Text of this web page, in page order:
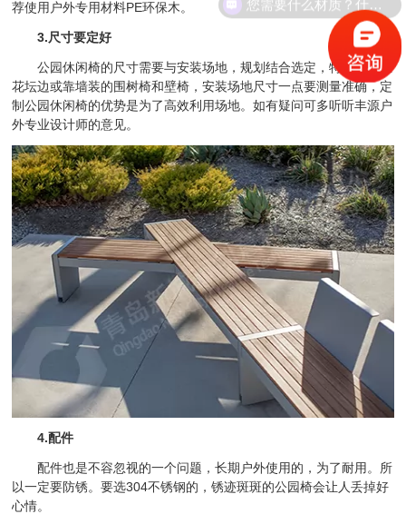
荐使用户外专用材料PE环保木。
3.尺寸要定好
公园休闲椅的尺寸需要与安装场地，规划结合选定，特别是装在
花坛边或靠墙装的围树椅和壁椅，安装场地尺寸一点要测量准确，定
制公园休闲椅的优势是为了高效利用场地。如有疑问可多听听丰源户
外专业设计师的意见。
4.配件
配件也是不容忽视的一个问题，长期户外使用的，为了耐用。所
以一定要防锈。要选304不锈钢的，锈迹斑斑的公园椅会让人丢掉好
心情。